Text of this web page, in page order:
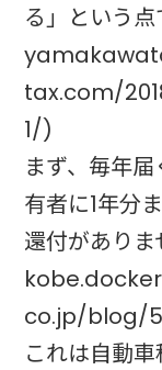
る」という点
tax.com/
1/)
まず、毎年
有者に1年分
還付がありま
co.jp/blog/
これは自動